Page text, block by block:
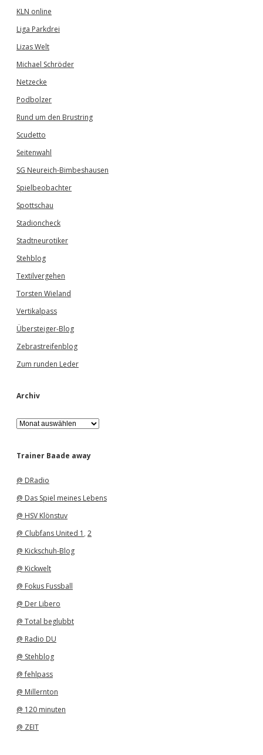
KLN online
Liga Parkdrei
Lizas Welt
Michael Schröder
Netzecke
Podbolzer
Rund um den Brustring
Scudetto
Seitenwahl
SG Neureich-Bimbeshausen
Spielbeobachter
Spottschau
Stadioncheck
Stadtneurotiker
Stehblog
Textilvergehen
Torsten Wieland
Vertikalpass
Übersteiger-Blog
Zebrastreifenblog
Zum runden Leder
Archiv
A
r
h
Trainer Baade away
@ DRadio
@ Das Spiel meines Lebens
@ HSV Klönstuv
@ Clubfans United 1 , 2
@ Kickschuh-Blog
@ Kickwelt
@ Fokus Fussball
@ Der Libero
@ Total beglubbt
@ Radio DU
@ Stehblog
@ fehlpass
@ Millernton
@ 120 minuten
@ ZEIT